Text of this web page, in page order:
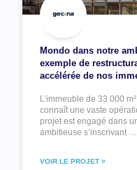
Mondo dans notre
exemple de
accélérée de nos
L’immeuble de 33 000
connaît une vaste
projet est engagé dans
ambitieuse s’inscrivant …
VOIR LE PROJET >